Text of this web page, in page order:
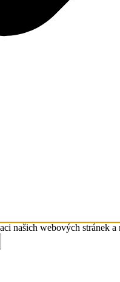
našich webových stránek a